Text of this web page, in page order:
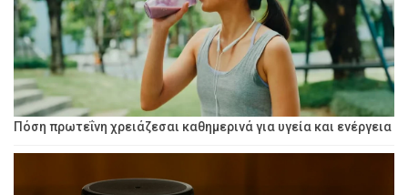
Πόση πρωτεΐνη χρειάζεσαι καθημερινά για υγεία και ενέργεια